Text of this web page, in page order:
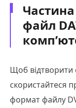
файл
Щоб відтворити
скористайтеся
формат файлу